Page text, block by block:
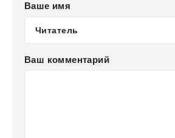
Ваше имя
Ваш комментарий